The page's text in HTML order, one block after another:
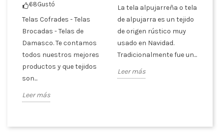
68Gustó
Telas Cofrades - Telas
Brocadas - Telas de
Damasco. Te contamos
todos nuestros mejores
productos y que tejidos
son...
Leer más
La tela alpujarreña o tela
de alpujarra es un tejido
de origen rústico muy
usado en Navidad.
Tradicionalmente fue un...
Leer más